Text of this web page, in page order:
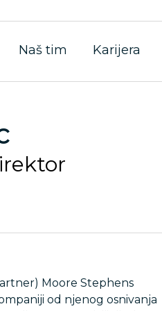
Naš tim Karijera
Moore Stephens
od njenog osnivanja